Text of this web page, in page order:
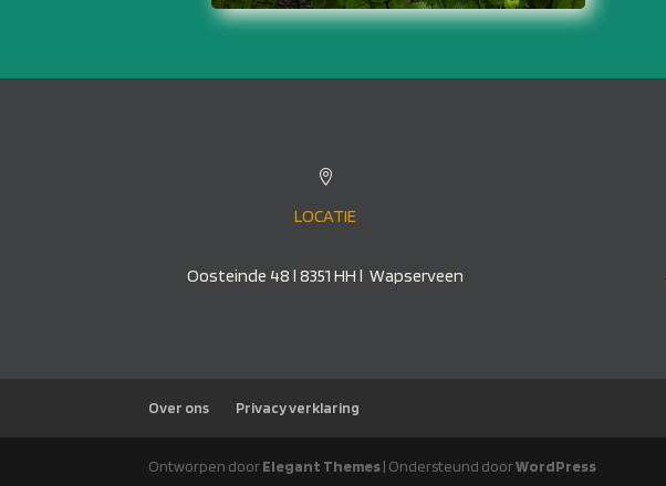

LOCATIE
Oosteinde 48 l 8351 HH l Wapserveen
Over ons Privacy verklaring
Ontworpen doorElegant Themes| Ondersteund doorWordPress